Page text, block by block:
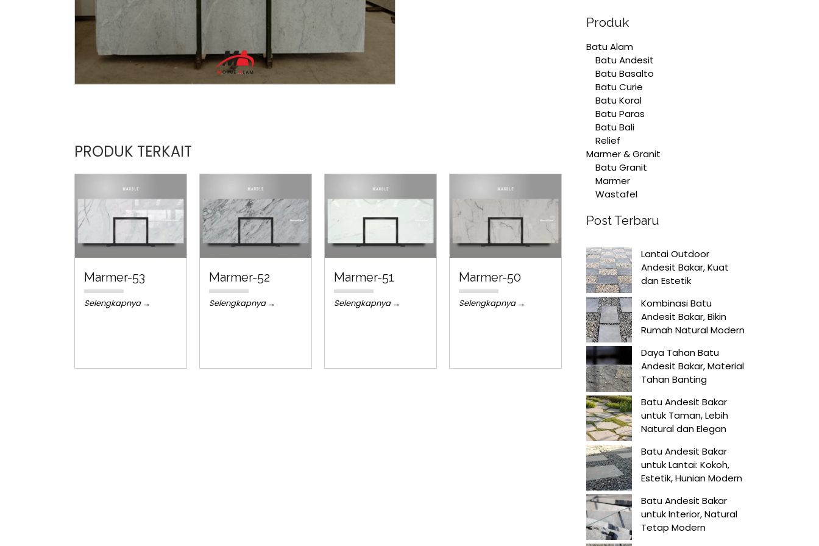
PRODUK TERKAIT
Marmer-53
Selengkapnya →
Marmer-52
Selengkapnya →
Marmer-51
Selengkapnya →
Marmer-50
Selengkapnya →
Produk
Batu Alam
Batu Andesit
Batu Basalto
Batu Curie
Batu Koral
Batu Paras
Batu Bali
Relief
Marmer & Granit
Batu Granit
Marmer
Wastafel
Post Terbaru
Lantai Outdoor
Andesit Bakar, Kuat
dan Estetik
Kombinasi Batu
Andesit Bakar, Bikin
Rumah Natural Modern
Daya Tahan Batu
Andesit Bakar, Material
Tahan Banting
Batu Andesit Bakar
untuk Taman, Lebih
Natural dan Elegan
Batu Andesit Bakar
untuk Lantai: Kokoh,
Estetik, Hunian Modern
Batu Andesit Bakar
untuk Interior, Natural
Tetap Modern